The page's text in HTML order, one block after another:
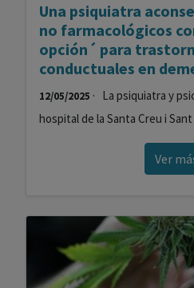
Una psiquiatra
no farmacológicos
opción´ para
conductuales en
12/05/2025 · La psiquiatra y
hospital de la Santa Creu i Sant
Ver